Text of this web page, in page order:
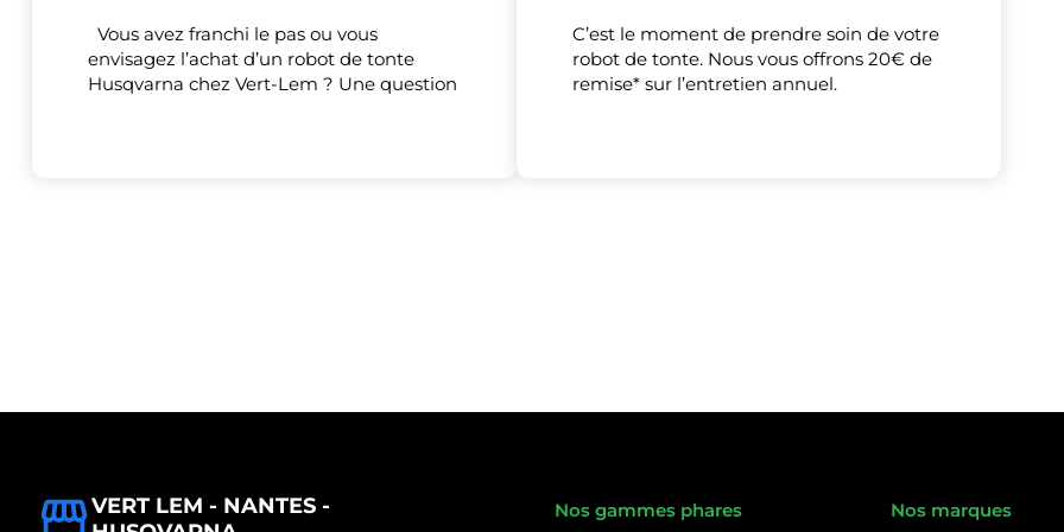
Tout accepter Tout refuser Personnaliser
Vous avez franchi le pas ou vous
envisagez l’achat d’un robot de tonte
Husqvarna chez Vert-Lem ? Une question
C’est le moment de prendre soin de votre
robot de tonte. Nous vous offrons 20€ de
remise* sur l’entretien annuel.
VERT LEM - NANTES -
Nos gammes phares Nos marques